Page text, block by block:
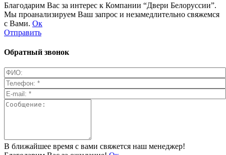
Благодарим Вас за интерес к Компании “Двери Белоруссии”.
Мы проанализируем Ваш запрос и незамедлительно свяжемся
с Вами. Ок
Отправить
Обратный звонок
В ближайшее время с вами свяжется наш менеджер!